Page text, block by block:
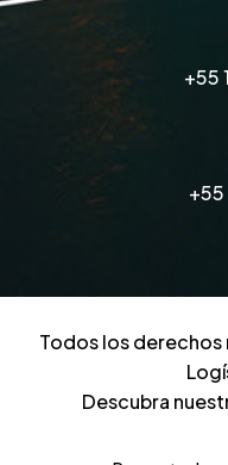
+55
+55
Todos los derechos
Descubra